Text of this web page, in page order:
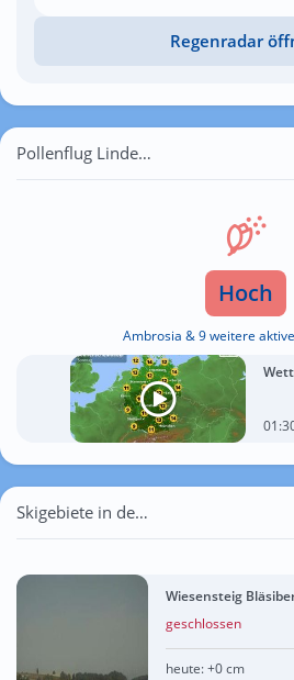
Regenradar
Pollenflug Lindenhöhe
Hoch
Ambrosia & 9 weitere
Skigebiete in der Nähe von Lindenhöhe
Wiesensteig
geschlossen
heute:+0 cm